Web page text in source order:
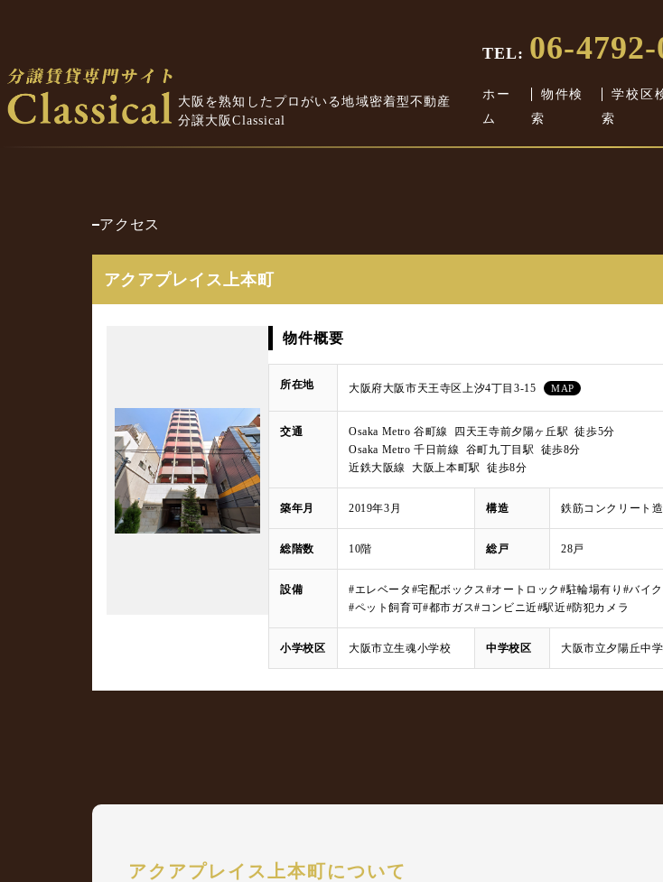
大阪を熟知したプロがいる地域密着型不動産
分譲大阪Classical
TEL: 06-4792-
ホー
ム
物件検
索
学校区
索
アクセス
アクアプレイス上本町
物件概要
所在地 大阪府大阪市天王寺区上汐4丁目3-15 MAP
交通
Osaka Metro 谷町線 四天王寺前夕陽ヶ丘駅 徒歩5分
Osaka Metro 千日前線 谷町九丁目駅 徒歩8分
近鉄大阪線 大阪上本町駅 徒歩8分
築年月 2019年3月 構造 鉄筋コンクリート
総階数 10階 総戸 28戸
設備 #エレベータ #宅配ボックス#オートロック#駐輪場有り #バイ
#ペット飼育可#都市ガス#コンビニ近#駅近#防犯カメラ
小学校区 大阪市立生魂小学校 中学校区 大阪市立夕陽丘中
アクアプレイス上本町について